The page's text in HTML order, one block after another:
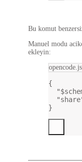
Bu komut
Manuel modu
ekleyin:
{
}